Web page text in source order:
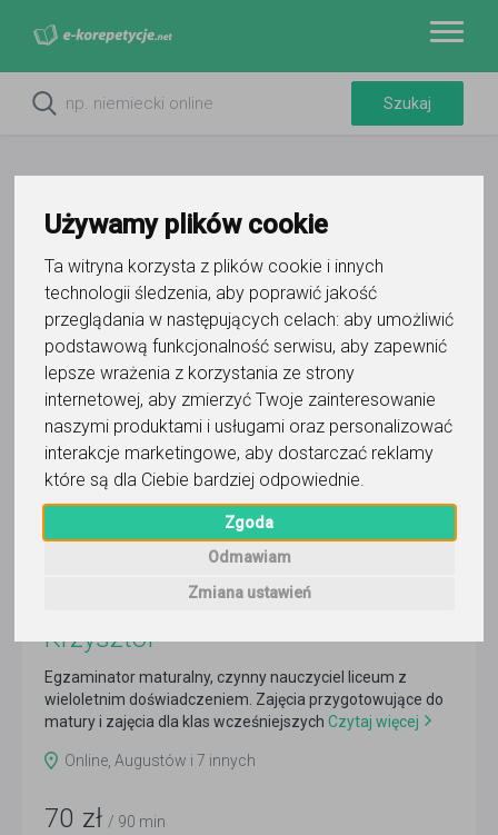
Używamy plików cookie
Ta witryna korzysta z plików cookie i innych
technologii śledzenia, aby poprawić jakość
przeglądania w następujących celach: aby umożliwić
podstawową funkcjonalność serwisu, aby zapewnić
lepsze wrażenia z korzystania ze strony
internetowej, aby zmierzyć Twoje zainteresowanie
naszymi produktami i usługami oraz personalizować
interakcje marketingowe, aby dostarczać reklamy
które są dla Ciebie bardziej odpowiednie.
Zgoda
Odmawiam
Zmiana ustawień
Augustów podlaskie Wyczyść wszystko
korepetytorów
Geografia
Sortuj: Trafność
Krzysztof
Egzaminator maturalny, czynny nauczyciel liceum z
wieloletnim doświadczeniem. Zajęcia przygotowujące do
matury i zajęcia dla klas wcześniejszych Czytaj więcej
Online, Augustów i 7 innych
70 zł / 90 min